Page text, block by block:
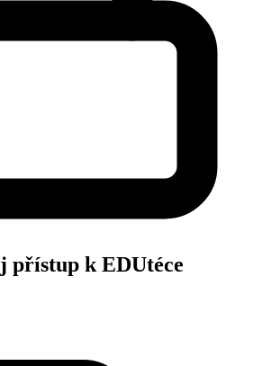
přístup k EDUtéce